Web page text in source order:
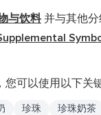
与饮料并与其他分
可以使用以下关
珍珠 珍珠奶茶